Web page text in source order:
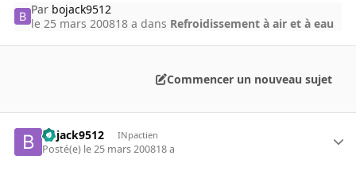
Par bojack9512
le 25 mars 200818 a dans Refroidissement à air et à eau
Commencer un nouveau sujet
bojack9512 INpactien
Posté(e) le 25 mars 200818 a